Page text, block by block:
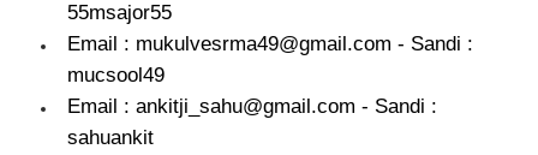
55msajor55
Email : mukulvesrma49@gmail.com - Sandi :
mucsool49
Email : ankitji_sahu@gmail.com - Sandi :
sahuankit